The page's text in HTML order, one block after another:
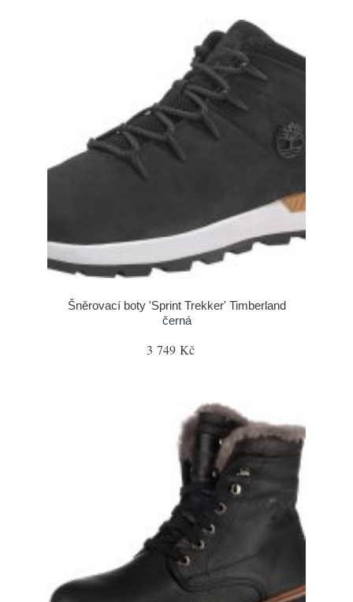
Šněrovací boty 'Sprint Trekker' Timberland
černá
3 749 Kč